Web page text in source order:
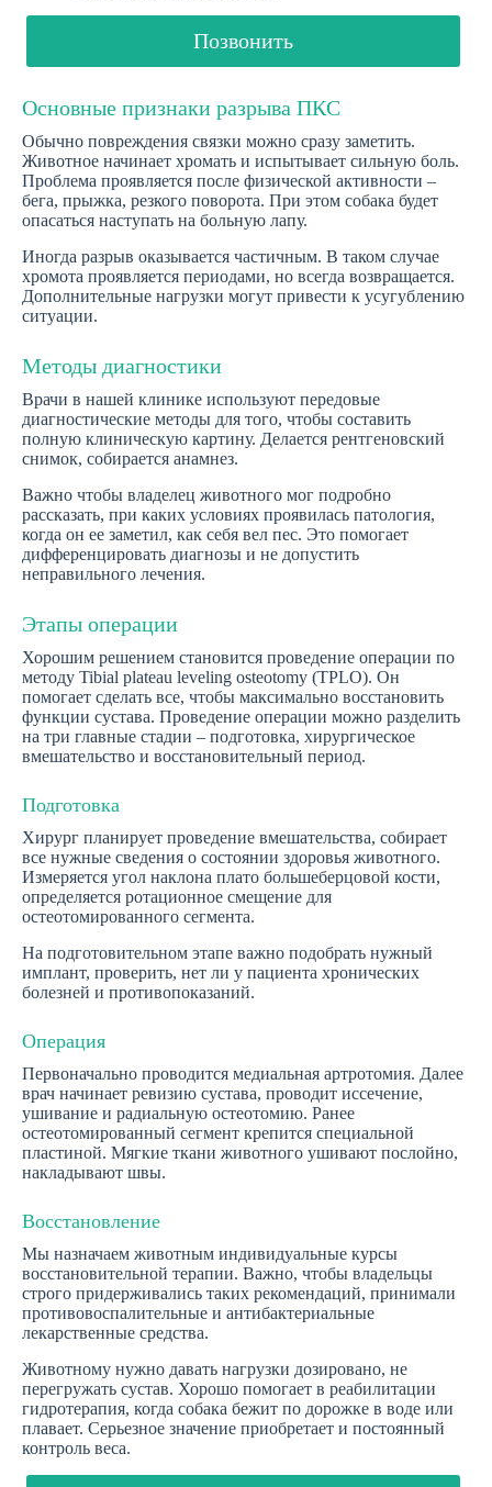
Позвонить
Основные признаки разрыва ПКС
Обычно повреждения связки можно сразу заметить.
Животное начинает хромать и испытывает сильную боль.
Проблема проявляется после физической активности –
бега, прыжка, резкого поворота. При этом собака будет
опасаться наступать на больную лапу.
Иногда разрыв оказывается частичным. В таком случае
хромота проявляется периодами, но всегда возвращается.
Дополнительные нагрузки могут привести к усугублению
ситуации.
Методы диагностики
Врачи в нашей клинике используют передовые
диагностические методы для того, чтобы составить
полную клиническую картину. Делается рентгеновский
снимок, собирается анамнез.
Важно чтобы владелец животного мог подробно
рассказать, при каких условиях проявилась патология,
когда он ее заметил, как себя вел пес. Это помогает
дифференцировать диагнозы и не допустить
неправильного лечения.
Этапы операции
Хорошим решением становится проведение операции по
методу Tibial plateau leveling osteotomy (TPLO). Он
помогает сделать все, чтобы максимально восстановить
функции сустава. Проведение операции можно разделить
на три главные стадии – подготовка, хирургическое
вмешательство и восстановительный период.
Подготовка
Хирург планирует проведение вмешательства, собирает
все нужные сведения о состоянии здоровья животного.
Измеряется угол наклона плато большеберцовой кости,
определяется ротационное смещение для
остеотомированного сегмента.
На подготовительном этапе важно подобрать нужный
имплант, проверить, нет ли у пациента хронических
болезней и противопоказаний.
Операция
Первоначально проводится медиальная артротомия. Далее
врач начинает ревизию сустава, проводит иссечение,
ушивание и радиальную остеотомию. Ранее
остеотомированный сегмент крепится специальной
пластиной. Мягкие ткани животного ушивают послойно,
накладывают швы.
Восстановление
Мы назначаем животным индивидуальные курсы
восстановительной терапии. Важно, чтобы владельцы
строго придерживались таких рекомендаций, принимали
противовоспалительные и антибактериальные
лекарственные средства.
Животному нужно давать нагрузки дозировано, не
перегружать сустав. Хорошо помогает в реабилитации
гидротерапия, когда собака бежит по дорожке в воде или
плавает. Серьезное значение приобретает и постоянный
контроль веса.